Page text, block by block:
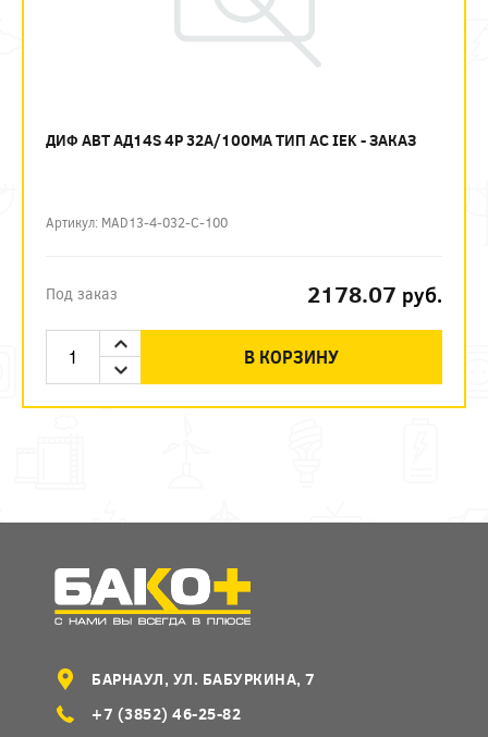
ДИФ АВТ АД14S 4P 32А/100МА ТИП AC IEK - ЗАКАЗ
Артикул: MAD13-4-032-C-100
Под заказ 2178.07 руб.
В КОРЗИНУ
БАРНАУЛ, УЛ. БАБУРКИНА, 7
+7 (3852) 46-25-82